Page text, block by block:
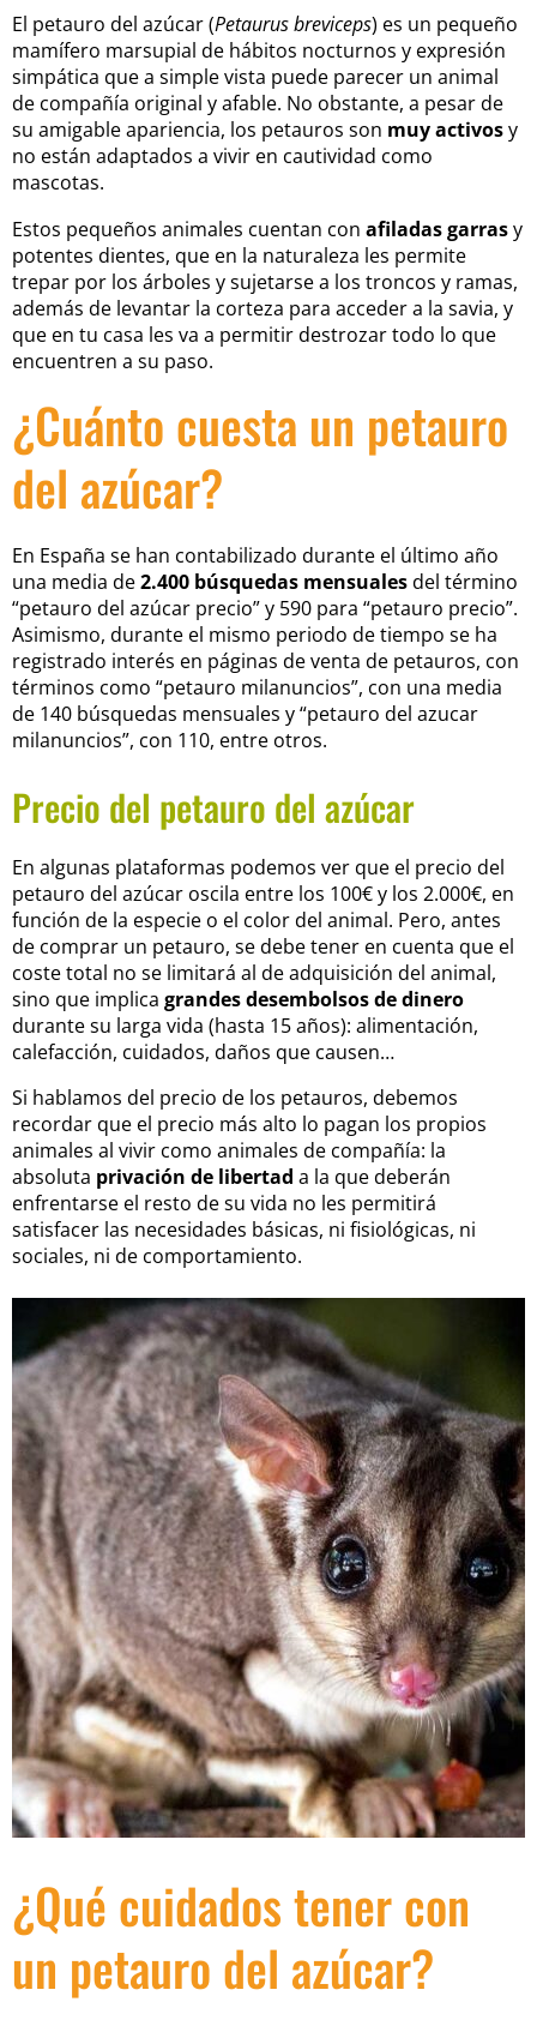
El petauro del azúcar (Petaurus breviceps) es un pequeño
mamífero marsupial de hábitos nocturnos y expresión
simpática que a simple vista puede parecer un animal
de compañía original y afable. No obstante, a pesar de
su amigable apariencia, los petauros son muy activosy
no están adaptados a vivir en cautividad como
mascotas.
Estos pequeños animales cuentan con afiladas garrasy
potentes dientes, que en la naturaleza les permite
trepar por los árboles y sujetarse a los troncos y ramas,
además de levantar la corteza para acceder a la savia, y
que en tu casa les va a permitir destrozar todo lo que
encuentren a su paso.
¿Cuánto cuesta un petauro
del azúcar?
En España se han contabilizado durante el último año
una media de2.400 búsquedas mensualesdel término
“petauro del azúcar precio” y 590 para “petauro precio”.
Asimismo, durante el mismo periodo de tiempo se ha
registrado interés en páginas de venta de petauros, con
términos como “petauro milanuncios”, con una media
de 140 búsquedas mensuales y “petauro del azucar
milanuncios”, con 110, entre otros.
Precio del petauro del azúcar
En algunas plataformas podemos ver que el precio del
petauro del azúcar oscila entre los 100€ y los 2.000€, en
función de la especie o el color del animal. Pero, antes
de comprar un petauro, se debe tener en cuenta que el
coste total no se limitará al de adquisición del animal,
sino que implica grandes desembolsos de dinero
durante su larga vida (hasta 15 años): alimentación,
calefacción, cuidados, daños que causen…
Si hablamos del precio de los petauros, debemos
recordar que el precio más alto lo pagan los propios
animales al vivir como animales de compañía: la
absoluta privación de libertad a la que deberán
enfrentarse el resto de su vida no les permitirá
satisfacer las necesidades básicas, ni fisiológicas, ni
sociales, ni de comportamiento.
¿Qué cuidados tener con
un petauro del azúcar?